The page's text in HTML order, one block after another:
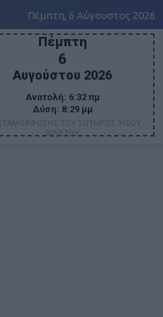
Πέμπτη, 6 Αύγουστος 2026
Πέμπτη
6
Αυγούστου 2026
Ανατολή: 6:32 πμ
Δύση: 8:29 μμ
ΤΟΥ ΣΩΤΗΡΟΣ ΙΗΣΟΥ
ΧΡΙΣΤΟΥ